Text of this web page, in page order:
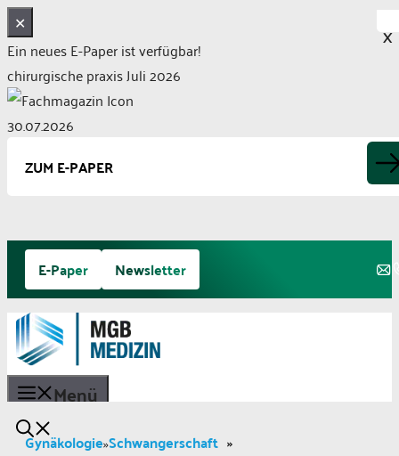
✕
Ein neues E-Paper ist verfügbar!
chirurgische praxis Juli 2026
30.07.2026
ZUM E-PAPER
Zum
Inhalt
springen
E-Paper Newsletter
Menü
Gynäkologie»Schwangerschaft »
X